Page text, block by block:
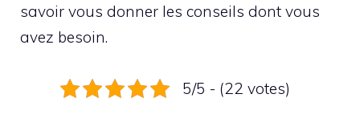
savoir vous donner les conseils dont vous
avez besoin.
5/5 - (22 votes)